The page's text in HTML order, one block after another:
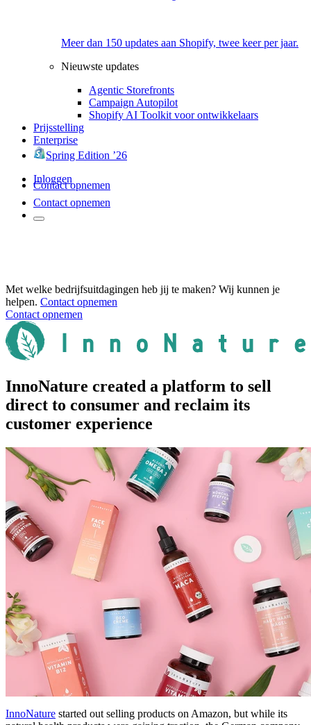
Meer dan 150 updates aan Shopify, twee keer per jaar.
Nieuwste updates
Agentic Storefronts
Campaign Autopilot
Shopify AI Toolkit voor ontwikkelaars
Prijsstelling
Enterprise
Spring Edition ’26
Inloggen
Contact opnemen
Contact opnemen
Met welke bedrijfsuitdagingen heb jij te maken? Wij kunnen je
helpen. Contact opnemen
Contact opnemen
InnoNature created a platform to sell
direct to consumer and reclaim its
customer experience
InnoNature started out selling products on Amazon, but while its